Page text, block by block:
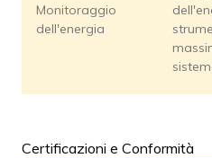
Monitoraggio
dell'energia
Certificazioni e Conformità